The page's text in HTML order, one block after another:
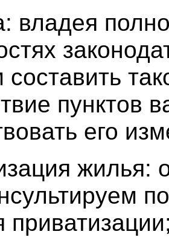
владея
пунктов
его
жилья: